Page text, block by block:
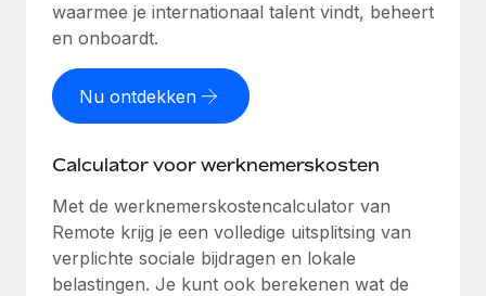
waarmee je internationaal talent vindt, beheert
en onboardt.
Nu ontdekken
Calculator voor werknemerskosten
Met de werknemerskostencalculator van
Remote krijg je een volledige uitsplitsing van
verplichte sociale bijdragen en lokale
belastingen. Je kunt ook berekenen wat de